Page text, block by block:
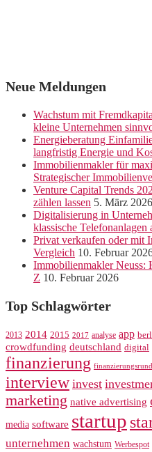
Neue Meldungen
Wachstum mit
kleine Unternehmen
Energieberatung
langfristig Energie und
Immobilienmakler für
Strategischer
Venture Capital Trends
zählen lassen 5. März 2026
Digitalisierung in
klassische Telefonanlagen
Privat verkaufen oder mit
Vergleich 10. Februar
Immobilienmakler Neuss:
Z 10. Februar 2026
Top Schlagwörter
2013 2014 2015 2017 analyse app
crowdfunding deutschland digital
finanzierung
interview invest
marketing native advertising
media software startup
unternehmen wachstum Werbespot